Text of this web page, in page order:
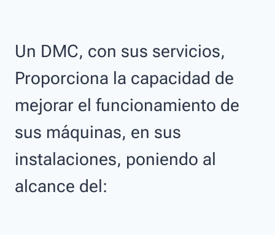
Un DMC, con sus servicios,
Proporciona la capacidad de
mejorar el funcionamiento de
sus máquinas, en sus
instalaciones, poniendo al
alcance del: